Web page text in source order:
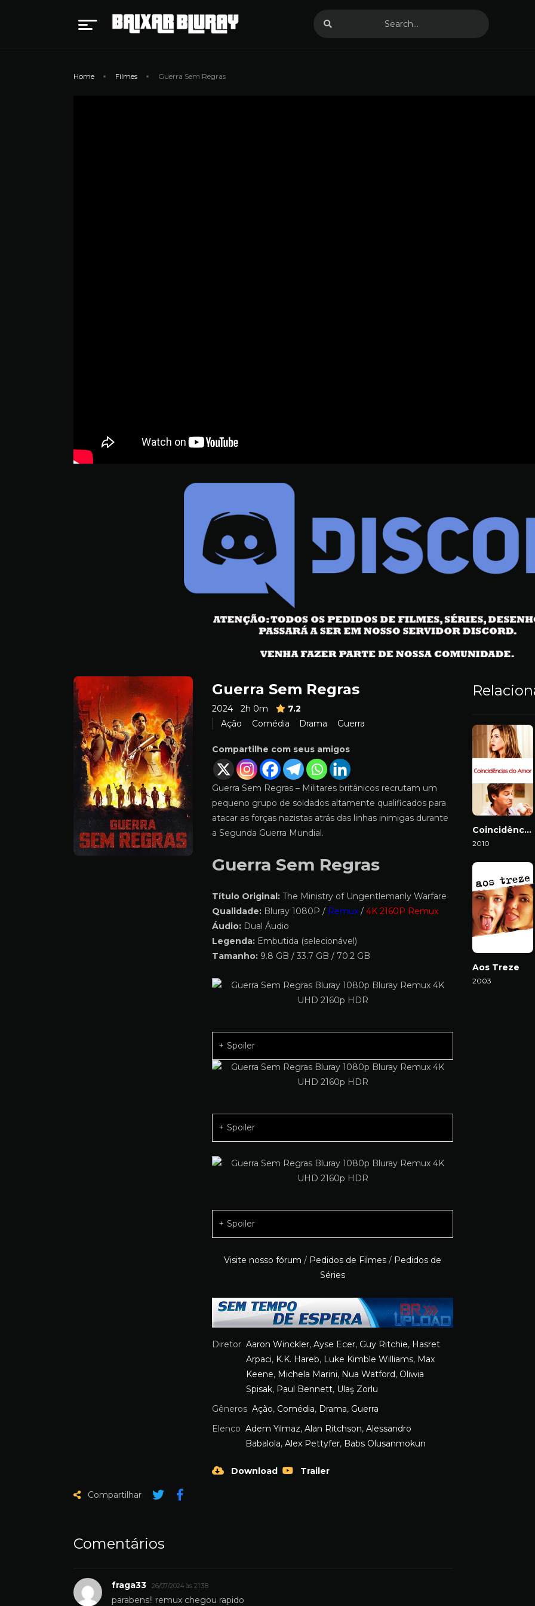
Home Filmes Guerra Sem Regras
Guerra Sem Regras
2024 2h 0m
7.2
Ação
Comédia Drama Guerra
Compartilhe com seus amigos
Guerra Sem Regras – Militares britânicos recrutam um
pequeno grupo de soldados altamente qualificados para
atacar as forças nazistas atrás das linhas inimigas durante
a Segunda Guerra Mundial.
Guerra Sem Regras
Título Original: The Ministry of Ungentlemanly Warfare
Qualidade: Bluray 1080P / Remux / 4K 2160P Remux
Áudio: Dual Áudio
Legenda: Embutida (selecionável)
Tamanho: 9.8 GB / 33.7 GB / 70.2 GB
Spoiler
Spoiler
Spoiler
Visite nosso fórum / Pedidos de Filmes / Pedidos de
Séries
Diretor Aaron Winckler, Ayse Ecer, Guy Ritchie, Hasret
Arpaci, K.K. Hareb, Luke Kimble Williams, Max
Keene, Michela Marini, Nua Watford, Oliwia
Spisak, Paul Bennett, Ulaş Zorlu
Gêneros Ação, Comédia, Drama, Guerra
Elenco Adem Yılmaz, Alan Ritchson, Alessandro
Babalola, Alex Pettyfer, Babs Olusanmokun
Download Trailer
Compartilhar
Comentários
fraga33 26/07/2024 às 21:38
parabens!! remux chegou rapido
Coincidências do Amor
2010
Aos Treze
2003